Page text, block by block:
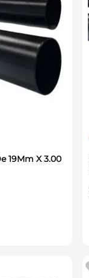
19Mm X 3.00